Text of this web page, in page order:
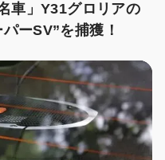
車」Y31グロリアの
ーSV”を捕獲！